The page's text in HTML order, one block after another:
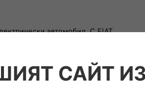
автомобил. С FIAT
в края на техния живот.